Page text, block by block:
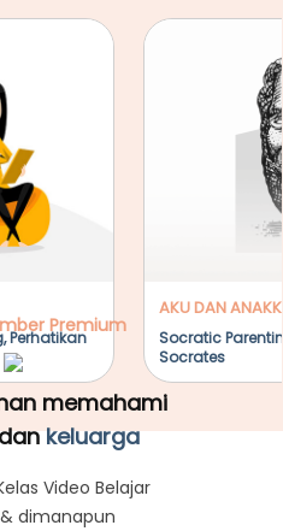
Perhatikan
AKU DAN
Socratic
Socrates
Premium
memahami
keluarga
Video Belajar
dimanapun